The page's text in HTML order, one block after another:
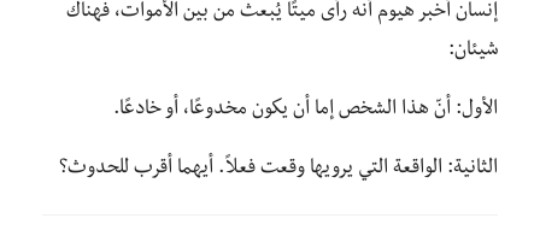
إنسان أخبر هيوم أنه رأى ميتًا يُبعث من بين الأموات، فهناك
شيئان:
الأول: أنّ هذا الشخص إما أن يكون مخدوعًا، أو خادعًا.
الثانية: الواقعة التي يرويها وقعت فعلاً. أيهما أقرب للحدوث؟